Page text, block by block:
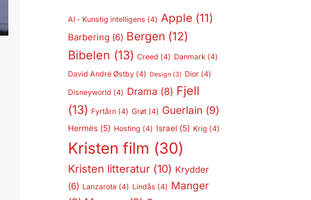
AI - Kunstig intelligens (4) Apple (11)
Barbering (6) Bergen (12)
Bibelen (13) Creed (4) Danmark(4)
David André Østby(4) Design(3) Dior(4)
Disneyworld (4) Drama (8) Fjell
(13) Fyrtårn(4) Grøt(4) Guerlain (9)
Hermès(5) Hosting (4) Israel(5) Krig (4)
Kristen film (30)
Kristen litteratur(10) Krydder
(6) Lanzarote(4) Lindås (4) Manger